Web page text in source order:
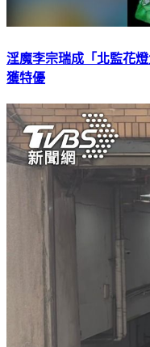
淫魔李宗瑞成「北監花
獲特優